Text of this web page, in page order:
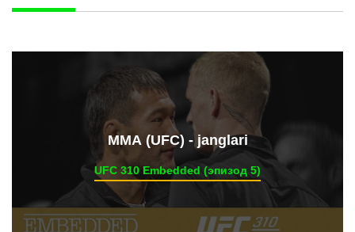
ММА (UFC) - janglari
UFC 310 Embedded (эпизод 5)